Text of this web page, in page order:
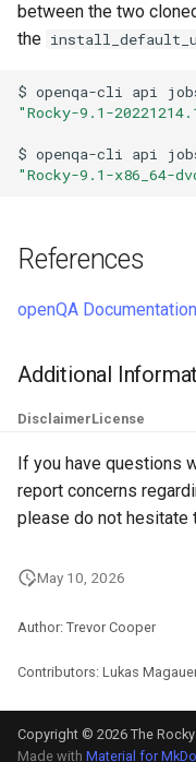
between the two
the
$ openqa-cli api
"Rocky-9.1-
$ openqa-cli api
"Rocky-9.1-x86_64-
References
openQA Documentation
Additional
DisclaimerLicense
If you have questions
report concerns
please do not hesitate
May 10, 2026
Author: Trevor Cooper
Contributors: Lukas
Copyright © 2026 The
Made with Material for